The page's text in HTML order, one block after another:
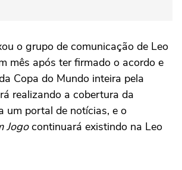
o grupo de comunicação de Leo
mês após ter firmado o acordo e
Copa do Mundo inteira pela
realizando a cobertura da
um portal de notícias, e o
Jogocontinuará existindo na Leo